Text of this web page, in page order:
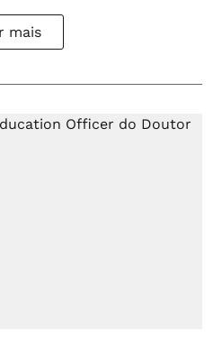
mais